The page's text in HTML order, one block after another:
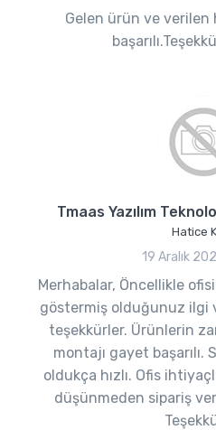
Gelen ürün ve
Tmaas Yazılım
Hatice
19 Aralık
Merhabalar, Öncellikle
göstermiş olduğunuz ilgi
teşekkürler. Ürünlerin
montajı gayet başarılı.
oldukça hızlı. Ofis
düşünmeden sipariş